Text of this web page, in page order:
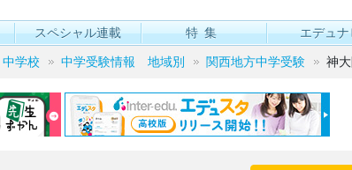
スペシャル連載 特集 エデュナ
中学校 中学受験情報 地域別 関西地方中学受験 神